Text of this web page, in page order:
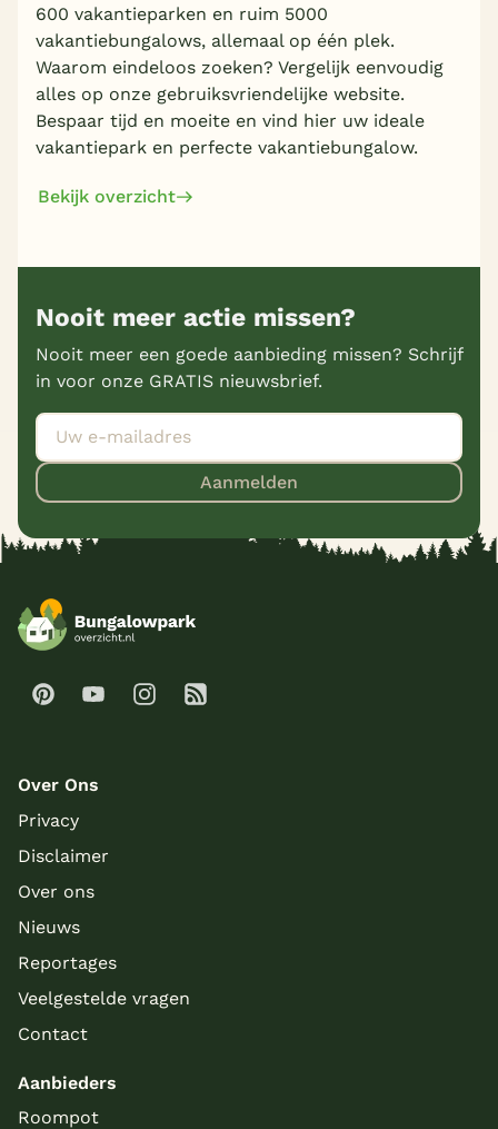
600 vakantieparken en ruim 5000
vakantiebungalows, allemaal op één plek.
Waarom eindeloos zoeken? Vergelijk eenvoudig
alles op onze gebruiksvriendelijke website.
Bespaar tijd en moeite en vind hier uw ideale
vakantiepark en perfecte vakantiebungalow.
Bekijk overzicht
Nooit meer actie missen?
Nooit meer een goede aanbieding missen? Schrijf
in voor onze GRATIS nieuwsbrief.
Aanmelden
Over Ons
Privacy
Disclaimer
Over ons
Nieuws
Reportages
Veelgestelde vragen
Contact
Aanbieders
Roompot